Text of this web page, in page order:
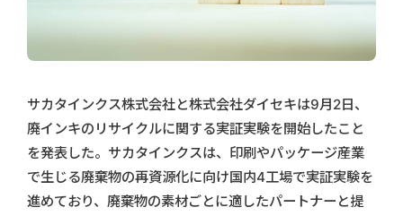
サカタインクス株式会社と株式会社ダイセキは9月2日、
廃インキのリサイクルに関する実証実験を開始したこと
を発表した。サカタインクスは、印刷やパッケージ産業
で生じる廃棄物の再資源化に向け国内4工場で実証実験を
進めており、廃棄物の素材ごとに適したパートナーと提